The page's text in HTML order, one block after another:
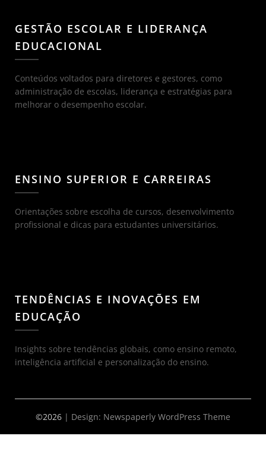
GESTÃO ESCOLAR E LIDERANÇA
EDUCACIONAL
Conteúdos voltados para diretores e gestores, como
administração de escolas, liderança e estratégias para
melhorar o desempenho escolar.
ENSINO SUPERIOR E CARREIRAS
Orientações sobre escolha de cursos, desenvolvimento
profissional e dicas para estudantes universitários.
TENDÊNCIAS E INOVAÇÕES EM
EDUCAÇÃO
Insights sobre tendências globais, como ensino remoto,
inteligência artificial e personalização do ensino.
©2026 | Design: Newspaperly WordPress Theme